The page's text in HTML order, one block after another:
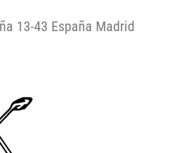
13-43 España Madrid